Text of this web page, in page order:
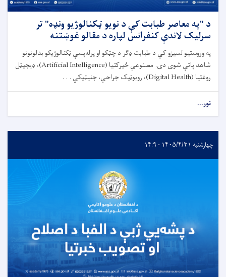
د "په معاصر طبابت کې د نویو ټکنالوژیو ونډه" تر
سرلیک لاندې کنفرانس لپاره د مقالو غوښتنه
په وروستیو لسیزو کې د طبابت ډګر د چټکو او پرله‌پسې ټکنالوژیکو بدلونونو
شاهد پاتې شوی دی. مصنوعي ځیرکتیا (Artificial Intelligence)، ډیجیټل
روغتیا (Digital Health)، روبوټیک جراحي، جنیټیکي . . .
نور...
چهارشنبه ۱۴۰۵/۴/۳۱ - ۱۴:۹